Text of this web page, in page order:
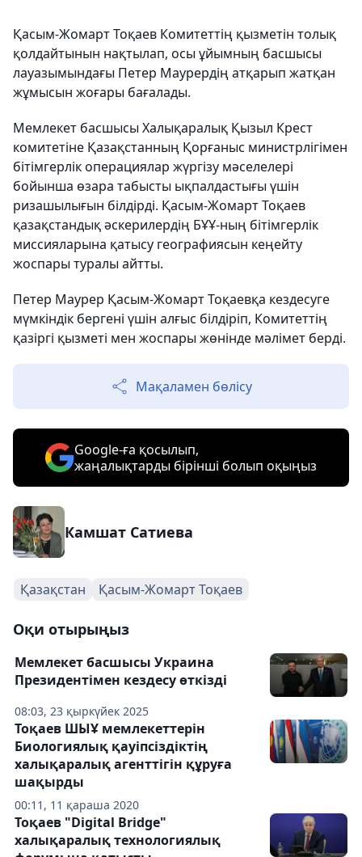
Қасым-Жомарт Тоқаев Комитеттің қызметін толық
қолдайтынын нақтылап, осы ұйымның басшысы
лауазымындағы Петер Маурердің атқарып жатқан
жұмысын жоғары бағалады.
Мемлекет басшысы Халықаралық Қызыл Крест
комитетіне Қазақстанның Қорғаныс министрлігімен
бітімгерлік операциялар жүргізу мәселелері
бойынша өзара табысты ықпалдастығы үшін
ризашылығын білдірді. Қасым-Жомарт Тоқаев
қазақстандық әскерилердің БҰҰ-ның бітімгерлік
миссияларына қатысу географиясын кеңейту
жоспары туралы айтты.
Петер Маурер Қасым-Жомарт Тоқаевқа кездесуге
мүмкіндік бергені үшін алғыс білдіріп, Комитеттің
қазіргі қызметі мен жоспары жөнінде мәлімет берді.
Мақаламен бөлісу
Google-ға қосылып,
жаңалықтарды бірінші болып оқыңыз
Камшат Сатиева
Қазақстан Қасым-Жомарт Тоқаев
Оқи отырыңыз
08:03, 23 қыркүйек 2025
Мемлекет басшысы Украина
Президентімен кездесу өткізді
00:11, 11 қараша 2020
Тоқаев ШЫҰ мемлекеттерін
Биологиялық қауіпсіздіктің
халықаралық агенттігін құруға
шақырды
Тоқаев "Digital Bridge"
халықаралық технологиялық